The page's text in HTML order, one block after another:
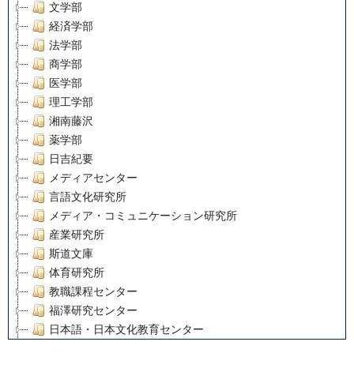
文学部
経済学部
法学部
商学部
医学部
理工学部
湘南藤沢
薬学部
日吉紀要
メディアセンター
言語文化研究所
メディア・コミュニケーション研究所
産業研究所
斯道文庫
体育研究所
教職課程センター
福澤研究センター
日本語・日本文化教育センター